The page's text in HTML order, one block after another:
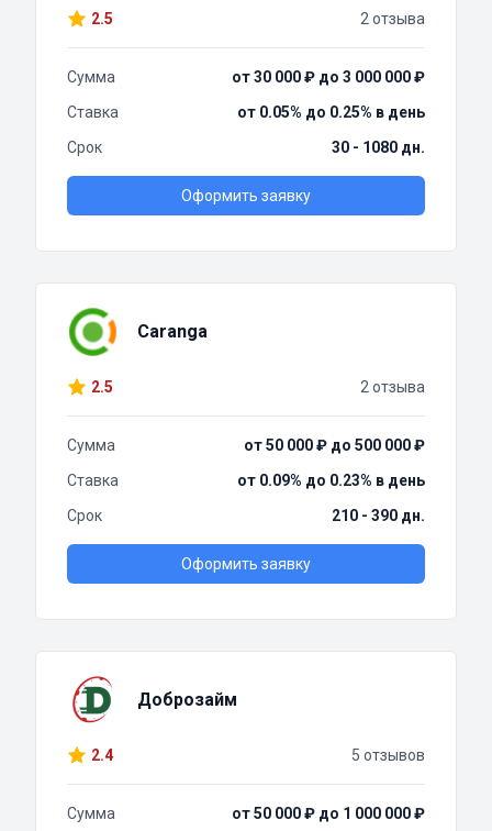
2.5 2 отзыва
Сумма
от 30 000 ₽ до 3 000 000 ₽
Ставка
от 0.05% до 0.25% в день
Срок
30 - 1080 дн.
Оформить заявку
Caranga
2.5 2 отзыва
Сумма
от 50 000 ₽ до 500 000 ₽
Ставка
от 0.09% до 0.23% в день
Срок
210 - 390 дн.
Оформить заявку
Доброзайм
2.4 5 отзывов
Сумма
от 50 000 ₽ до 1 000 000 ₽